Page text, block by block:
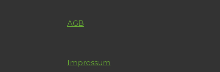
AGB
Impressum